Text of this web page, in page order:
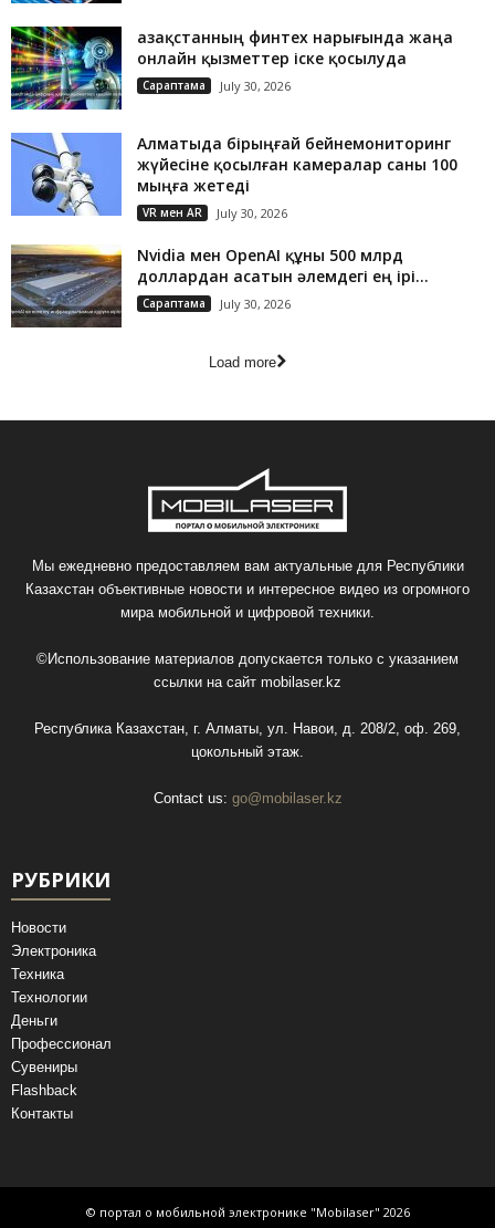
Қазақстанның финтех нарығында жаңа
онлайн қызметтер іске қосылуда
Сараптама July 30, 2026
Алматыда бірыңғай бейнемониторинг
жүйесіне қосылған камералар саны 100
мыңға жетеді
VR мен AR July 30, 2026
Nvidia мен OpenAI құны 500 млрд
доллардан асатын әлемдегі ең ірі...
Сараптама July 30, 2026
Load more
Мы ежедневно предоставляем вам актуальные для Республики
Казахстан объективные новости и интересное видео из огромного
мира мобильной и цифровой техники.
©Использование материалов допускается только с указанием
ссылки на сайт mobilaser.kz
Республика Казахстан, г. Алматы, ул. Навои, д. 208/2, оф. 269,
цокольный этаж.
Contact us: go@mobilaser.kz
РУБРИКИ
Новости
Электроника
Техника
Технологии
Деньги
Профессионал
Сувениры
Flashback
Контакты
© портал о мобильной электронике "Mobilaser" 2026